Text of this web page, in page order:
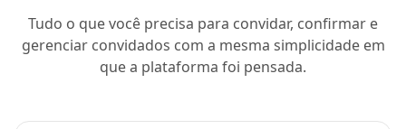
Tudo o que você precisa para convidar, confirmar e
gerenciar convidados com a mesma simplicidade em
que a plataforma foi pensada.